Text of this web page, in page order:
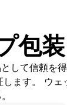
包
して信頼を
ます。 ウ